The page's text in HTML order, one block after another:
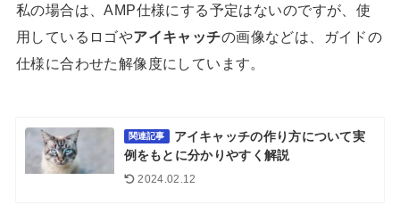
私の場合は、AMP仕様にする予定はないのですが、使
用しているロゴやアイキャッチの画像などは、ガイドの
仕様に合わせた解像度にしています。
関連記事
アイキャッチの作り方について実
例をもとに分かりやすく解説
2024.02.12